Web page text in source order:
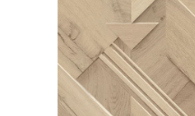
hvězdiček.